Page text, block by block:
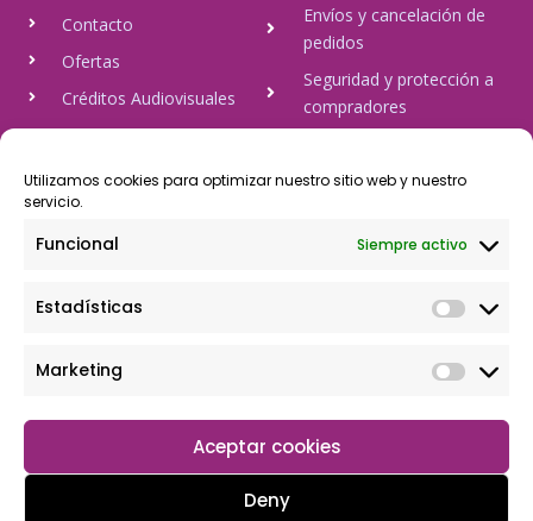
Utilizamos cookies para optimizar nuestro sitio web y nuestro
servicio.
Funcional Siempre activo
Estadísticas
Marketing
Aceptar cookies
Deny
Contacto
Ofertas
Créditos Audiovisuales
tulineamagica.com
Envíos y cancelación de
pedidos
Seguridad y protección a
compradores
Política de cookies